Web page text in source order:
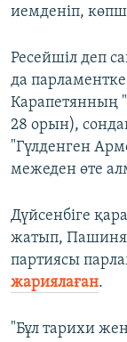
иемденіп,
Ресейшіл деп
да
Карапетянның
28 орын),
"Гүлденген
межеден өте
Дүйсенбіге
жатып, Пашинян
партиясы
жариялаған.
"Бұл тарихи